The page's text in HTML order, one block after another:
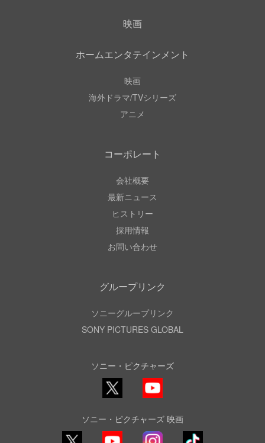
映画
ホームエンタテインメント
映画
海外ドラマ/TVシリーズ
アニメ
コーポレート
会社概要
最新ニュース
ヒストリー
採用情報
お問い合わせ
グループリンク
ソニーグループリンク
SONY PICTURES GLOBAL
ソニー・ピクチャーズ
X
YouTube
ソニー・ピクチャーズ 映画